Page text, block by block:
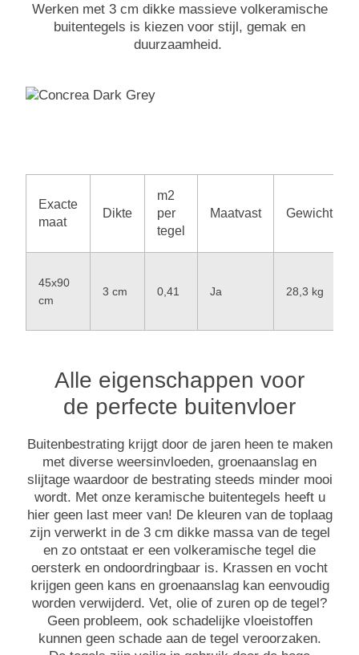
Werken met 3 cm dikke massieve volkeramische
buitentegels is kiezen voor stijl, gemak en
duurzaamheid.
Exacte
maat
Dikte
m2
per
tegel
Maatvast Gewicht
45x90
cm
3 cm 0,41 Ja 28,3 kg
Alle eigenschappen voor
de perfecte buitenvloer
Buitenbestrating krijgt door de jaren heen te maken
met diverse weersinvloeden, groenaanslag en
slijtage waardoor de bestrating steeds minder mooi
wordt. Met onze keramische buitentegels heeft u
hier geen last meer van! De kleuren van de toplaag
zijn verwerkt in de 3 cm dikke massa van de tegel
en zo ontstaat er een volkeramische tegel die
oersterk en ondoordringbaar is. Krassen en vocht
krijgen geen kans en groenaanslag kan eenvoudig
worden verwijderd. Vet, olie of zuren op de tegel?
Geen probleem, ook schadelijke vloeistoffen
kunnen geen schade aan de tegel veroorzaken.